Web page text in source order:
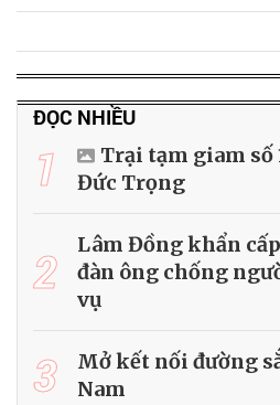
ĐỌC NHIỀU
1
Trại tạm giam số
Đức Trọng
2
Lâm Đồng khẩn
đàn ông chống
vụ
3
Mở kết nối đường
Nam